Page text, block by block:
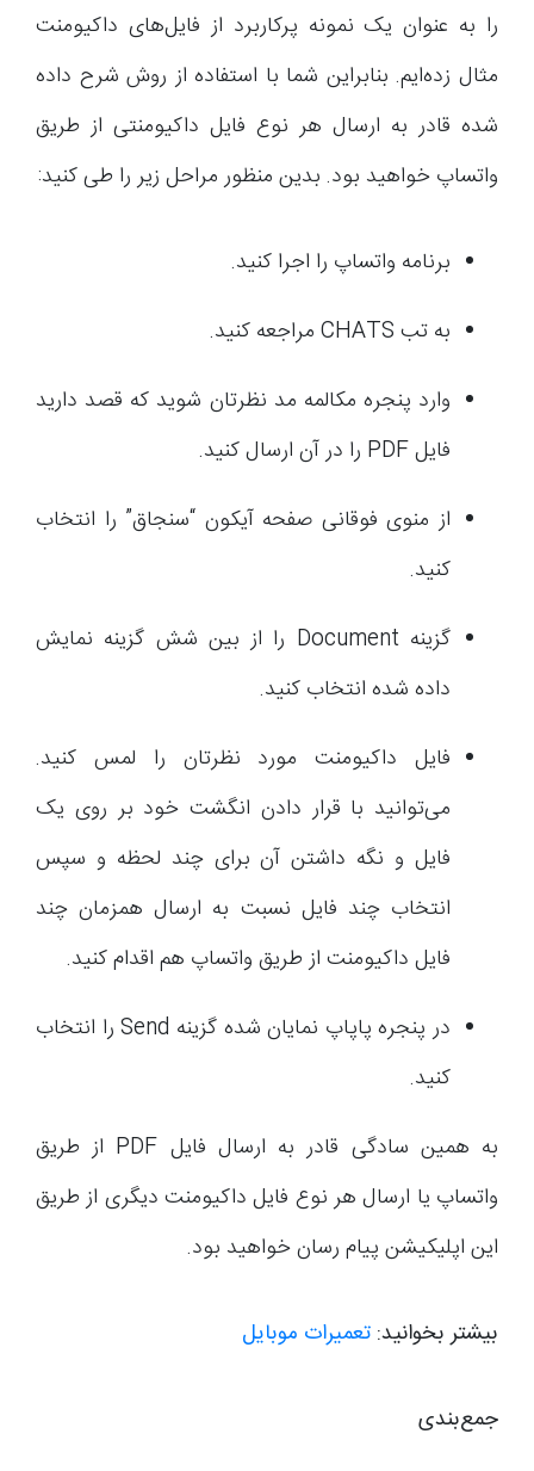
را به عنوان یک نمونه پرکاربرد از فایل‌های داکیومنت
مثال زده‌ایم. بنابراین شما با استفاده از روش شرح داده
شده قادر به ارسال هر نوع فایل داکیومنتی از طریق
واتساپ خواهید بود. بدین منظور مراحل زیر را طی کنید:
برنامه واتساپ را اجرا کنید.
به تب CHATS مراجعه کنید.
وارد پنجره مکالمه مد نظرتان شوید که قصد دارید
فایل PDF را در آن ارسال کنید.
از منوی فوقانی صفحه آیکون “سنجاق” را انتخاب
کنید.
گزینه Document را از بین شش گزینه نمایش
داده شده انتخاب کنید.
فایل داکیومنت مورد نظرتان را لمس کنید.
می‌توانید با قرار دادن انگشت خود بر روی یک
فایل و نگه داشتن آن برای چند لحظه و سپس
انتخاب چند فایل نسبت به ارسال همزمان چند
فایل داکیومنت از طریق واتساپ هم اقدام کنید.
در پنجره پاپاپ نمایان شده گزینه Send را انتخاب
کنید.
به همین سادگی قادر به ارسال فایل PDF از طریق
واتساپ یا ارسال هر نوع فایل داکیومنت دیگری از طریق
این اپلیکیشن پیام رسان خواهید بود.
بیشتر بخوانید: تعمیرات موبایل
جمع‌بندی